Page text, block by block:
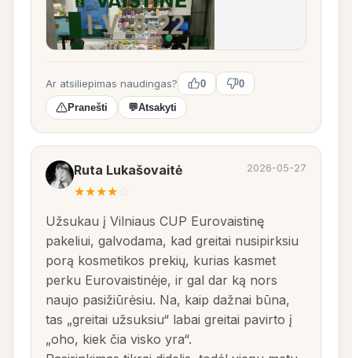
Ar atsiliepimas naudingas? 0 0
Pranešti 💬Atsakyti
Ruta Lukašovaitė
★★★★
2026-05-27
Užsukau į Vilniaus CUP Eurovaistinę
pakeliui, galvodama, kad greitai nusipirksiu
porą kosmetikos prekių, kurias kasmet
perku Eurovaistinėje, ir gal dar ką nors
naujo pasižiūrėsiu. Na, kaip dažnai būna,
tas „greitai užsuksiu“ labai greitai pavirto į
„oho, kiek čia visko yra“.